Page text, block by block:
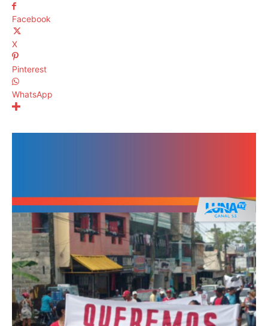
Facebook
X
Pinterest
WhatsApp